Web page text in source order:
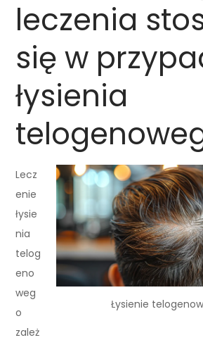
leczenia
się w
łysienia
Łysienie
Lecz
enie
łysie
nia
telog
eno
weg
o
zależ